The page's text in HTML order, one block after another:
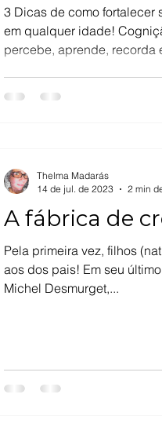
3 Dicas de como
em qualquer idade!
percebe, aprende, recorda
A fábrica de
Pela primeira vez, filhos
aos dos pais! Em seu
Michel Desmurget,...
Thelma Madarás
14 de jul. de 2023
2 min